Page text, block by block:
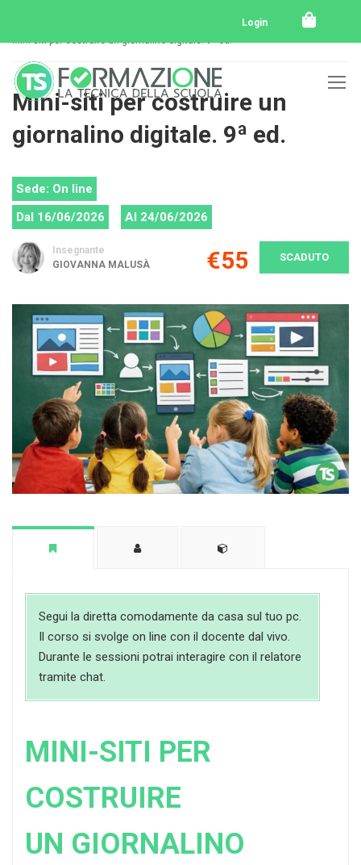
Login
Mini-siti per costruire un giornalino digitale. 9ª ed.
Mini-siti per costruire un
giornalino digitale. 9ª ed.
Sede: On line
Dal 16/06/2026
Al 24/06/2026
Insegnante
GIOVANNA MALUSÀ
€55 SCADUTO
Segui la diretta comodamente da casa sul tuo pc.
Il corso si svolge on line con il docente dal vivo.
Durante le sessioni potrai interagire con il relatore
tramite chat.
MINI-SITI PER
COSTRUIRE
UN GIORNALINO